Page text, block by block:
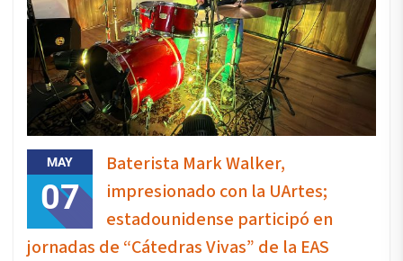
MAY
07
Baterista Mark Walker,
impresionado con la UArtes;
estadounidense participó en
jornadas de “Cátedras Vivas” de la EAS